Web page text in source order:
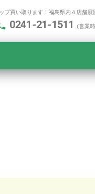
プ買い取ります！​福島県内４店舗展
0241-21-1511 (営業